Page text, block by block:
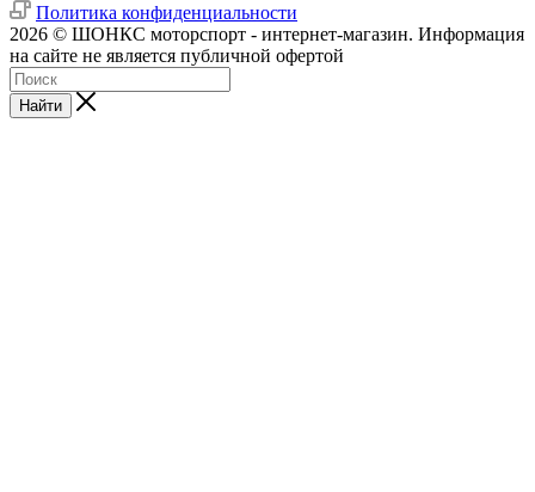
Политика конфиденциальности
2026 © ШОНКС моторспорт - интернет-магазин. Информация
на сайте не является публичной офертой
Найти